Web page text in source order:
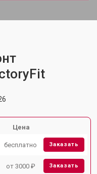
Цена
бесплатно Заказать
от 3000 ₽ Заказать